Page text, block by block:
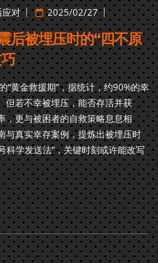
对 2025/02/27
后被埋压时的“四不原
“黄金救援期”，据统计，约90%的幸
但若不幸被埋压，能否存活并获
，更与被困者的自救策略息息相
与真实幸存案例，提炼出被埋压时
科学发送法”，关键时刻或许能改写